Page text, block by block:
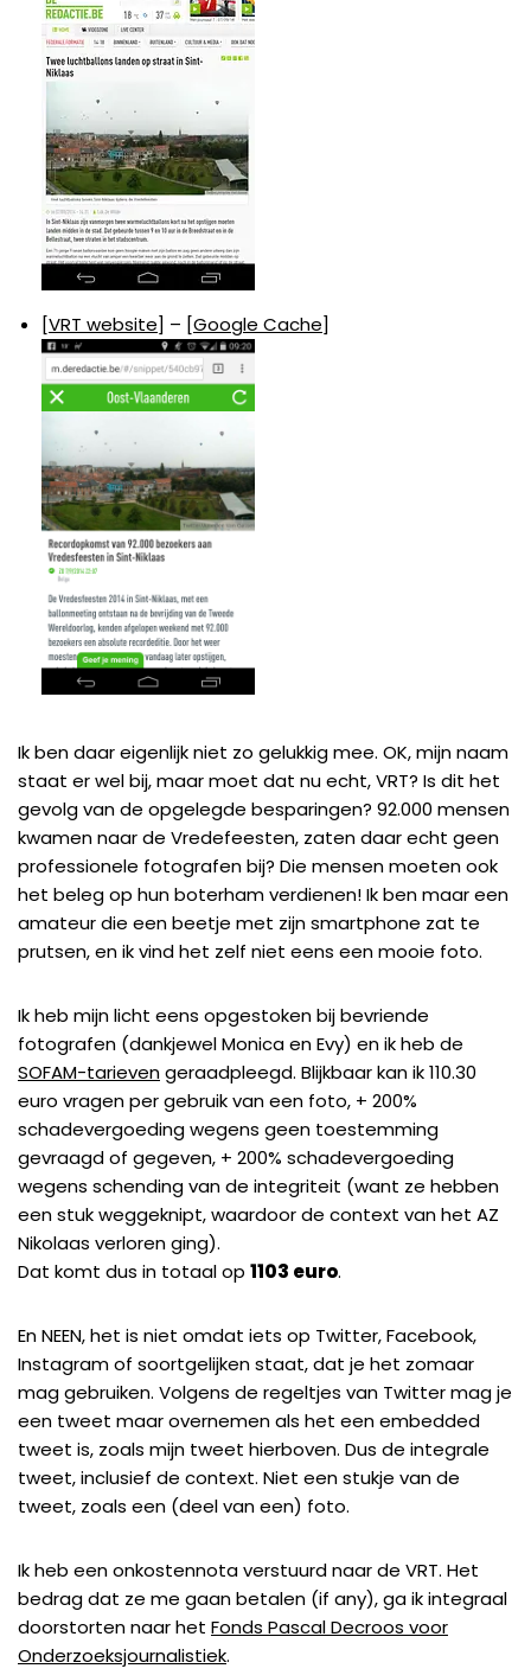
[VRT website] – [Google Cache]
Ik ben daar eigenlijk niet zo gelukkig mee. OK, mijn naam
staat er wel bij, maar moet dat nu echt, VRT? Is dit het
gevolg van de opgelegde besparingen? 92.000 mensen
kwamen naar de Vredefeesten, zaten daar echt geen
professionele fotografen bij? Die mensen moeten ook
het beleg op hun boterham verdienen! Ik ben maar een
amateur die een beetje met zijn smartphone zat te
prutsen, en ik vind het zelf niet eens een mooie foto.
Ik heb mijn licht eens opgestoken bij bevriende
fotografen (dankjewel Monica en Evy) en ik heb de
SOFAM-tarievengeraadpleegd. Blijkbaar kan ik 110.30
euro vragen per gebruik van een foto, + 200%
schadevergoeding wegens geen toestemming
gevraagd of gegeven, + 200% schadevergoeding
wegens schending van de integriteit (want ze hebben
een stuk weggeknipt, waardoor de context van het AZ
Nikolaas verloren ging).
Dat komt dus in totaal op 1103 euro.
En NEEN, het is niet omdat iets op Twitter, Facebook,
Instagram of soortgelijken staat, dat je het zomaar
mag gebruiken. Volgens de regeltjes van Twitter mag je
een tweet maar overnemen als het een embedded
tweet is, zoals mijn tweet hierboven. Dus de integrale
tweet, inclusief de context. Niet een stukje van de
tweet, zoals een (deel van een) foto.
Ik heb een onkostennota verstuurd naar de VRT. Het
bedrag dat ze me gaan betalen (if any), ga ik integraal
doorstorten naar het Fonds Pascal Decroos voor
Onderzoeksjournalistiek.